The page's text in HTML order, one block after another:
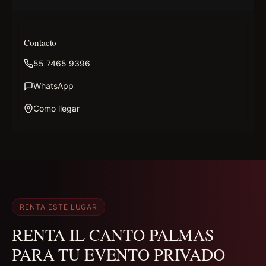
Contacto
55 7465 9396
WhatsApp
Como llegar
RENTA ESTE LUGAR
RENTA IL CANTO PALMAS
PARA TU EVENTO PRIVADO